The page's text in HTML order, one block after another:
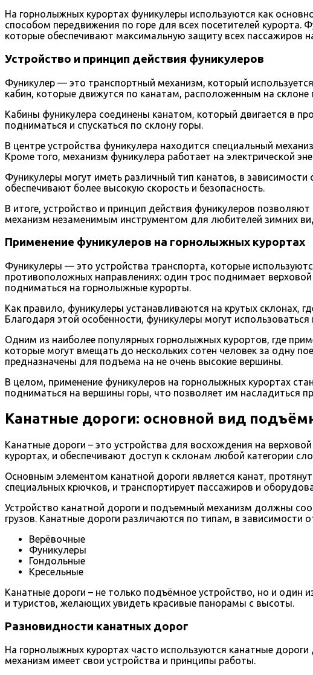
На горнолыжных курортах фуникулеры используются как
способом передвижения по горе для всех посетителей
которые обеспечивают максимальную защиту всех пассажиров
Устройство и принцип действия фуникулеров
Фуникулер — это транспортный механизм, который
кабин, которые движутся по канатам, расположенным на склоне
Кабины фуникулера соединены канатом, который двигается в
подниматься и спускаться по склону горы.
В центре устройства фуникулера находится специальный
Кроме того, механизм фуникулера работает на электрической
Фуникулеры могут иметь различный тип канатов, в
обеспечивают более высокую скорость и безопасность.
В итоге, устройство и принцип действия фуникулеров
механизм незаменимым инструментом для любителей зимних
Применение фуникулеров на горнолыжных курортах
Фуникулеры — это устройства транспорта, которые
противоположных направлениях: один трос поднимает
подниматься на горнолыжные курорты.
Как правило, фуникулеры устанавливаются на крутых склонах,
Благодаря этой особенности, фуникулеры могут
Одним из наиболее популярных горнолыжных курортов, где
которые могут вмещать до нескольких сотен человек за одну
предназначены для подъема на не очень высокие вершины.
В целом, применение фуникулеров на горнолыжных курортах
подниматься на вершины горы, что позволяет им насладиться
Канатные дороги: основной вид
Канатные дороги – это устройства для восхождения на
курортах, и обеспечивают доступ к склонам любой категории
Основным элементом канатной дороги является канат,
специальных крючков, и транспортирует пассажиров и
Устройство канатной дороги и подъемный механизм должны
грузов. Канатные дороги различаются по типам, в зависимости
Верёвочные
Фуникулеры
Гондольные
Кресельные
Канатные дороги – не только подъёмное устройство, но и один
и туристов, желающих увидеть красивые панорамы с высоты.
Разновидности канатных дорог
На горнолыжных курортах часто используются канатные
механизм имеет свои устройства и принципы работы.